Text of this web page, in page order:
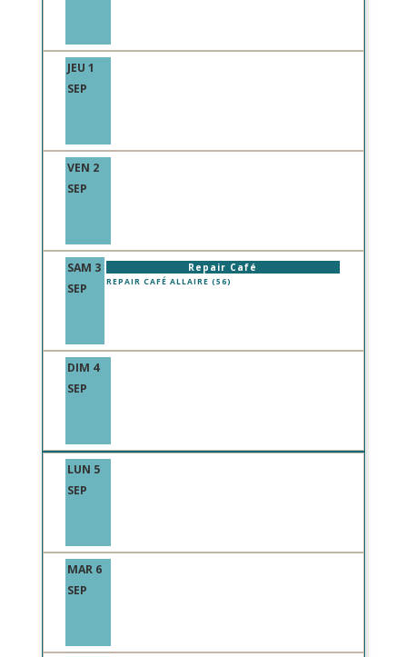
JEU 1
SEP
VEN 2
SEP
SAM 3
SEP
Repair Café
REPAIR CAFÉ ALLAIRE (56)
DIM 4
SEP
LUN 5
SEP
MAR 6
SEP